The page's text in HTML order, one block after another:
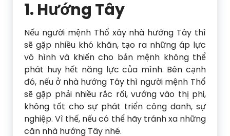
1. Hướng Tây
Nếu người mệnh Thổ xây nhà hướng Tây thì
sẽ gặp nhiều khó khăn, tạo ra những áp lực
vô hình và khiến cho bản mệnh không thể
phát huy hết năng lực của mình. Bên cạnh
đó, nếu ở nhà hướng Tây thì người mệnh Thổ
sẽ gặp phải nhiều rắc rối, vướng vào thị phi,
không tốt cho sự phát triển công danh, sự
nghiệp. Vì thế, nếu có thể hãy tránh xa những
căn nhà hướng Tây nhé.